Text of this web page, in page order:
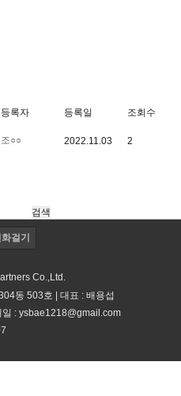
등록자 등록일 조회수
조○○ 2022.11.03 2
걸기
Co.,Ltd.
동 503호 | 대표 : 배용섭
: ysbae1218@gmail.com